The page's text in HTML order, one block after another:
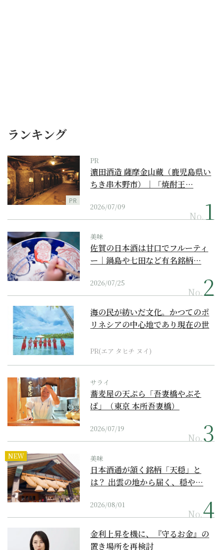
ランキング
PR
PR
濵田酒造 薩摩金山蔵（鹿児島県い
ちき串木野市）｜「焼酎王…
2026/07/09
No.
美味
佐賀の日本酒は甘口でフルーティ
ー｜鍋島や七田など有名銘柄…
2026/07/25
No.
海の民が紡いだ文化。かつてのポ
リネシアの中心地であり現在の世
PR(エア タヒチ ヌイ)
サライ
蕎麦屋の天ぷら「吾妻橋やぶそ
ば」（東京 本所吾妻橋）
2026/07/19
No.
NEW 美味
日本酒通が頷く銘柄「天穏」と
は？ 出雲の地から届く、穏や…
2026/08/01
No.
金利上昇を機に、『守るお金』の
置き場所を再検討